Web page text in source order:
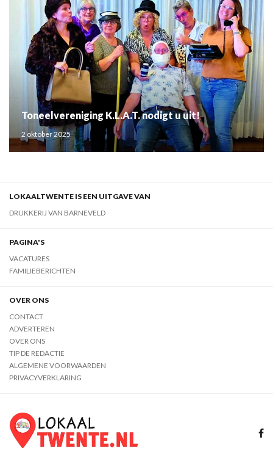
Toneelvereniging K.L.A.T. nodigt u uit!
2 oktober 2025
LOKAALTWENTE IS EEN UITGAVE VAN
DRUKKERIJ VAN BARNEVELD
PAGINA'S
VACATURES
FAMILIEBERICHTEN
OVER ONS
CONTACT
ADVERTEREN
OVER ONS
TIP DE REDACTIE
ALGEMENE VOORWAARDEN
PRIVACYVERKLARING